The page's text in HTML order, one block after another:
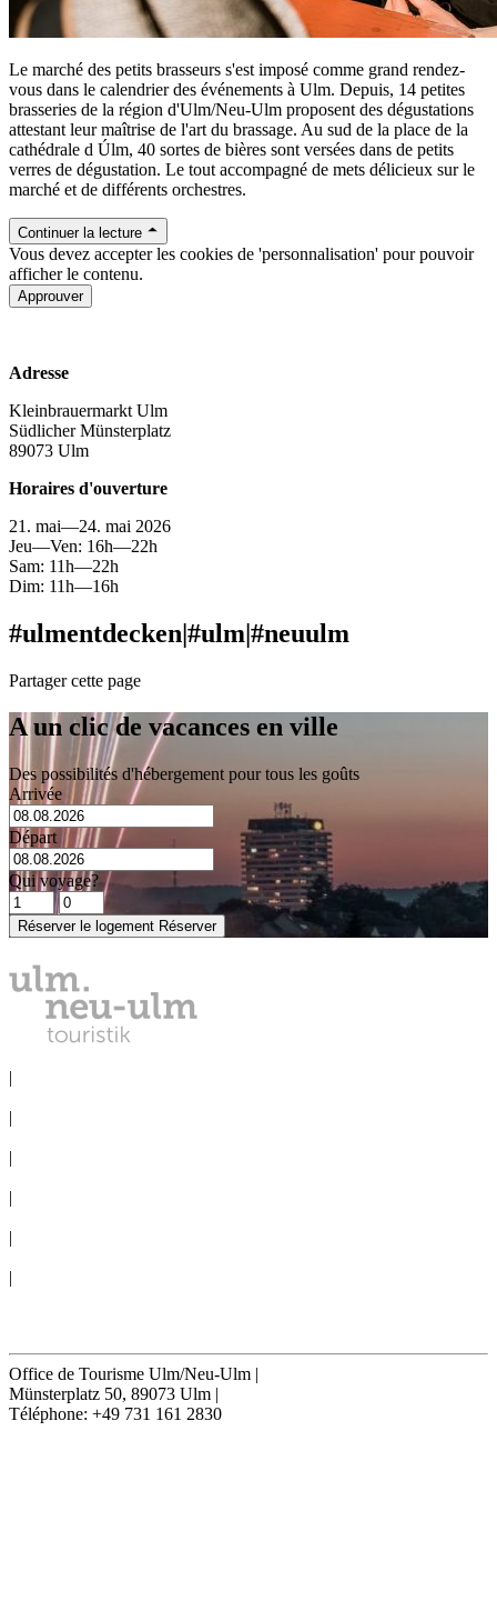
Le marché des petits brasseurs s'est imposé comme grand rendez-
vous dans le calendrier des événements à Ulm. Depuis, 14 petites
brasseries de la région d'Ulm/Neu-Ulm proposent des dégustations
attestant leur maîtrise de l'art du brassage. Au sud de la place de la
cathédrale d Úlm, 40 sortes de bières sont versées dans de petits
verres de dégustation. Le tout accompagné de mets délicieux sur le
marché et de différents orchestres.
Continuer la lecture
Vous devez accepter les cookies de 'personnalisation' pour pouvoir
afficher le contenu.
Approuver
Adresse
Kleinbrauermarkt Ulm
Südlicher Münsterplatz
89073 Ulm
Horaires d'ouverture
21. mai—24. mai 2026
Jeu—Ven: 16h—22h
Sam: 11h—22h
Dim: 11h—16h
#ulmentdecken|#ulm|#neuulm
Partager cette page
A un clic de vacances en ville
Des possibilités d'hébergement pour tous les goûts
Arrivée
Départ
Qui voyage?
Réserver le logement Réserver
|
|
|
|
|
|
Office de Tourisme Ulm/Neu-Ulm |
Münsterplatz 50, 89073 Ulm |
Téléphone: +49 731 161 2830